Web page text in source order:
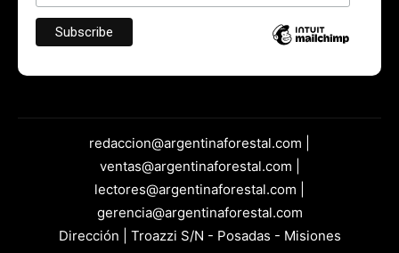
redaccion@argentinaforestal.com |
ventas@argentinaforestal.com |
lectores@argentinaforestal.com |
gerencia@argentinaforestal.com
Dirección | Troazzi S/N - Posadas - Misiones